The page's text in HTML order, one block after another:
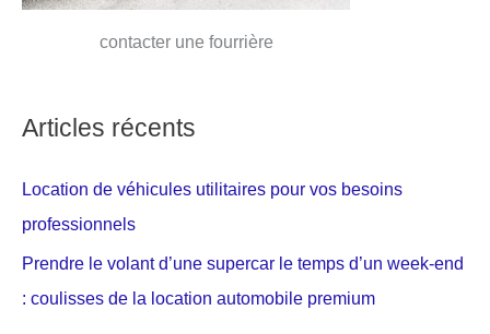
contacter une fourrière
Articles récents
Location de véhicules utilitaires pour vos besoins
professionnels
Prendre le volant d’une supercar le temps d’un week-end
: coulisses de la location automobile premium